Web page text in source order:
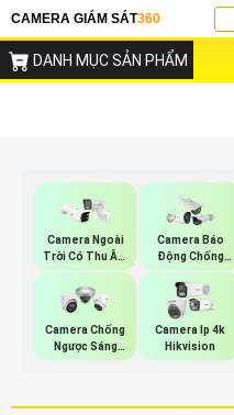
CAMERA GIÁM SÁT360
DANH MỤC SẢN PHẨM
Camera Ngoài
Trời Có Thu Âm
Hik
Camera Báo
Động Chống
Trộm Hikvision
Camera Chống
Ngược Sáng
Hikvision
Camera Ip 4k
Hikvision